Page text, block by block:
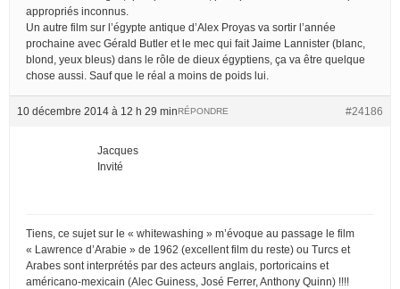
appropriés inconnus.
Un autre film sur l’égypte antique d’Alex Proyas va sortir l’année
prochaine avec Gérald Butler et le mec qui fait Jaime Lannister (blanc,
blond, yeux bleus) dans le rôle de dieux égyptiens, ça va être quelque
chose aussi. Sauf que le réal a moins de poids lui.
10 décembre 2014 à 12 h 29 min #24186
RÉPONDRE
Jacques
Invité
Tiens, ce sujet sur le « whitewashing » m’évoque au passage le film
« Lawrence d’Arabie » de 1962 (excellent film du reste) ou Turcs et
Arabes sont interprétés par des acteurs anglais, portoricains et
américano-mexicain (Alec Guiness, José Ferrer, Anthony Quinn) !!!!